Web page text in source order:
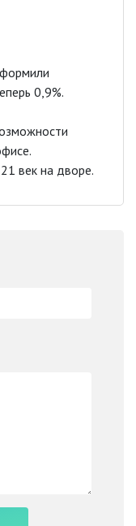
0,9%.
век на дворе.